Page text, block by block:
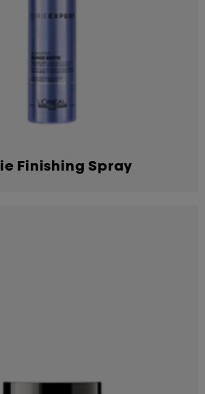
Finishing Spray